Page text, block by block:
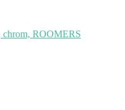
chrom, ROOMERS